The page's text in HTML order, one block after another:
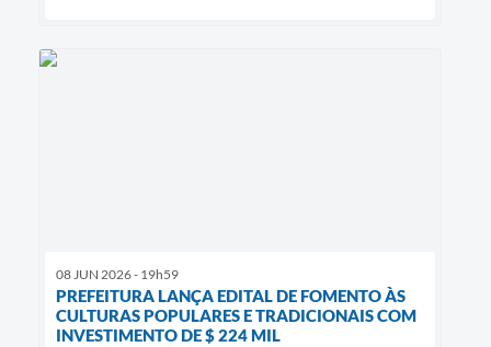
08 JUN 2026 - 19h59
PREFEITURA LANÇA EDITAL DE FOMENTO ÀS
CULTURAS POPULARES E TRADICIONAIS COM
INVESTIMENTO DE $ 224 MIL